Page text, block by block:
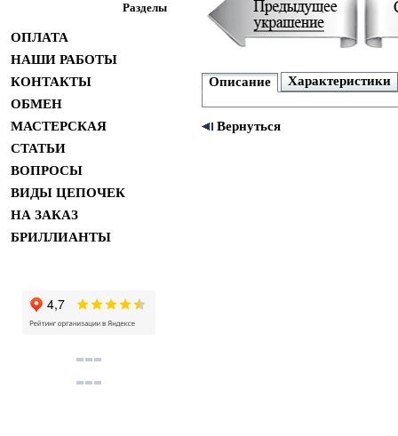
Разделы
ОПЛАТА
НАШИ РАБОТЫ
КОНТАКТЫ
ОБМЕН
МАСТЕРСКАЯ
СТАТЬИ
ВОПРОСЫ
ВИДЫ ЦЕПОЧЕК
НА ЗАКАЗ
БРИЛЛИАНТЫ
Описание Характеристики
Вернуться